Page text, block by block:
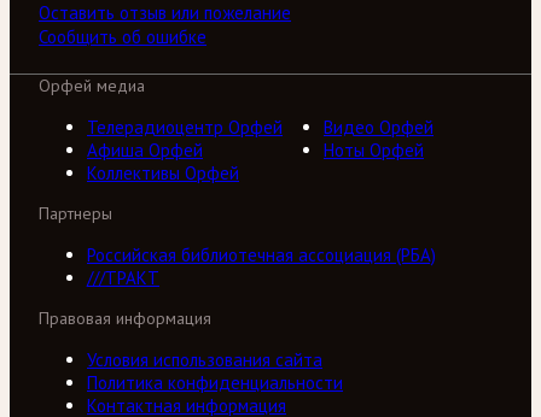
Оставить отзыв или пожелание
Сообщить об ошибке
Орфей медиа
Телерадиоцентр Орфей
Видео Орфей
Афиша Орфей
Ноты Орфей
Коллективы Орфей
Партнеры
Российская библиотечная ассоциация (РБА)
///ТРАКТ
Правовая информация
Условия использования сайта
Политика конфиденциальности
Контактная информация